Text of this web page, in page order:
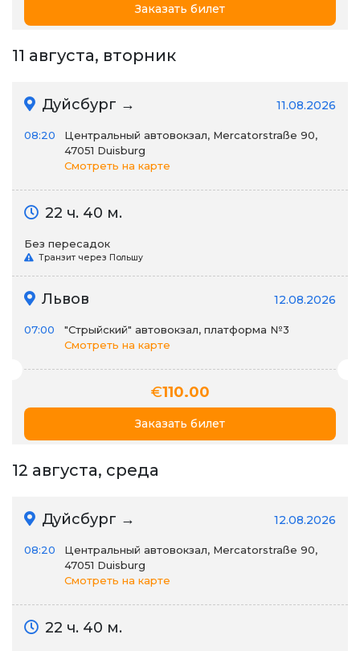
Заказать билет
11 августа, вторник
Дуйсбург → 11.08.2026
08:20
Центральный автовокзал, Mercatorstraße 90,
47051 Duisburg
Смотреть на карте
22 ч. 40 м.
Без пересадок
Транзит через Польшу
Львов 12.08.2026
07:00
"Стрыйский" автовокзал, платформа №3
Смотреть на карте
€110.00
Заказать билет
12 августа, среда
Дуйсбург → 12.08.2026
08:20
Центральный автовокзал, Mercatorstraße 90,
47051 Duisburg
Смотреть на карте
22 ч. 40 м.